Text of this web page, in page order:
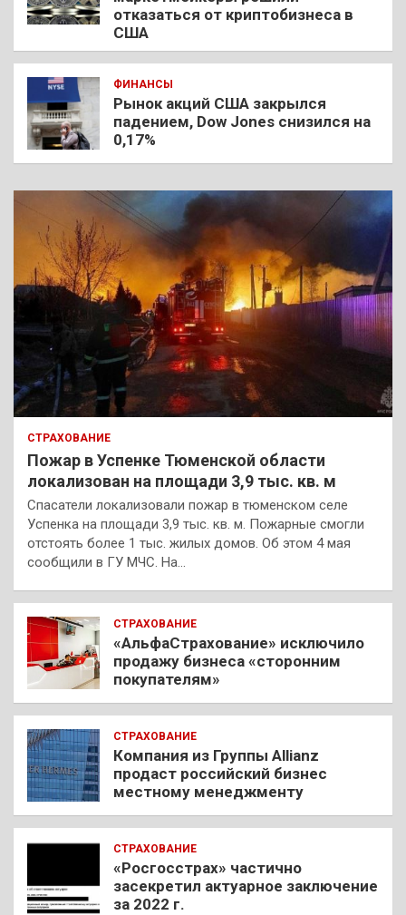
отказаться от криптобизнеса в
США
ФИНАНСЫ
Рынок акций США закрылся
падением, Dow Jones снизился на
0,17%
СТРАХОВАНИЕ
Пожар в Успенке Тюменской области
локализован на площади 3,9 тыс. кв. м
Спасатели локализовали пожар в тюменском селе
Успенка на площади 3,9 тыс. кв. м. Пожарные смогли
отстоять более 1 тыс. жилых домов. Об этом 4 мая
сообщили в ГУ МЧС. На…
СТРАХОВАНИЕ
«АльфаСтрахование» исключило
продажу бизнеса «сторонним
покупателям»
СТРАХОВАНИЕ
Компания из Группы Allianz
продаст российский бизнес
местному менеджменту
СТРАХОВАНИЕ
«Росгосстрах» частично
засекретил актуарное заключение
за 2022 г.